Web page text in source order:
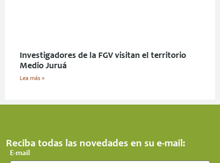
Investigadores de la FGV visitan el territorio
Medio Juruá
Lea más »
Reciba todas las novedades en su e-mail:
E-mail